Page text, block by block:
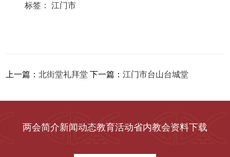
标签：江门市
上一篇：北街堂礼拜堂 下一篇：江门市台山台城堂
两会简介新闻动态教育活动省内教会资料下载